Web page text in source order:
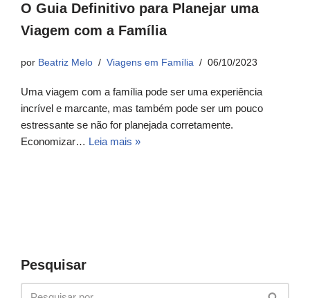
O Guia Definitivo para Planejar uma
Viagem com a Família
por Beatriz Melo Viagens em Família 06/10/2023
Uma viagem com a família pode ser uma experiência
incrível e marcante, mas também pode ser um pouco
estressante se não for planejada corretamente.
Economizar… Leia mais »
Pesquisar